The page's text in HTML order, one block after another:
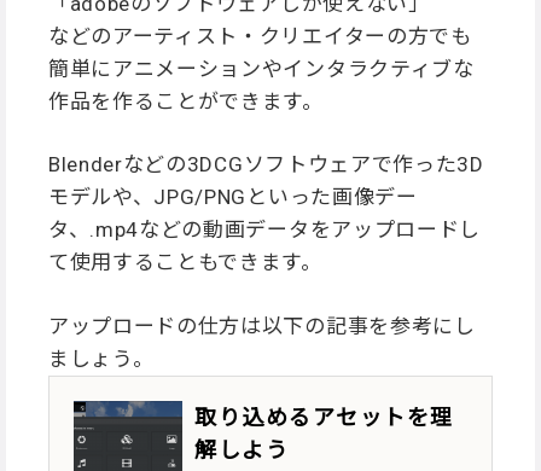
などのアーティスト・クリエイターの方でも
簡単にアニメーションやインタラクティブな
作品を作ることができます。
Blenderなどの3DCGソフトウェアで作った3D
モデルや、JPG/PNGといった画像デー
タ、.mp4などの動画データをアップロードし
て使用することもできます。
アップロードの仕方は以下の記事を参考にし
ましょう。
取り込めるアセットを理
解しよう